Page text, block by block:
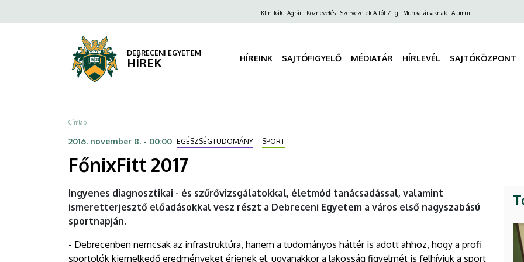
DEBRECENI
a
FelsőKlinikák Agrár Köznevelés Szervezetek A-tól Z-ig Munkatársaknak Alumni
DEBRECENI EGYETEM
HÍREK HÍREINK SAJTÓFIGYELŐ MÉDIATÁR HÍRLEVÉL SAJTÓKÖZPONT
Morzsa
Címlap
2016. november 8. - 00:00 EGÉSZSÉGTUDOMÁNY SPORT
FőnixFitt 2017
Ingyenes diagnosztikai - és szűrővizsgálatokkal, életmód tanácsadással, valamint
ismeretterjesztő előadásokkal vesz részt a Debreceni Egyetem a város első nagyszabású
sportnapján.
- Debrecenben nemcsak az infrastruktúra, hanem a tudományos háttér is adott ahhoz, hogy a profi
sportolók kiemelkedő eredményeket érjenek el, ugyanakkor a lakosság figyelmét is felhívjuk a sport